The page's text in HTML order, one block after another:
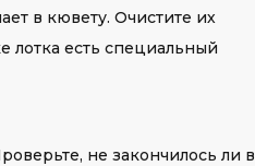
в кювету. Очистите их
лотка есть специальный
не закончилось ли в